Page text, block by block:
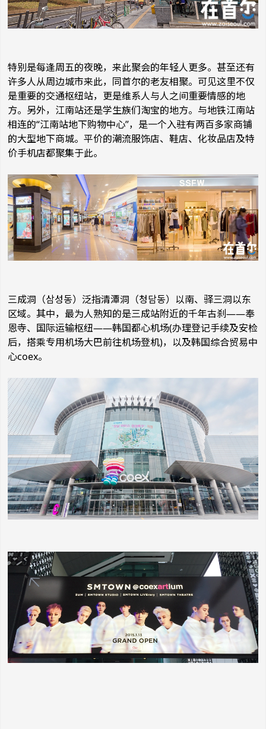
特别是每逢周五的夜晚，来此聚会的年轻人更多。甚至还有
许多人从周边城市来此，同首尔的老友相聚。可见这里不仅
是重要的交通枢纽站，更是维系人与人之间重要情感的地
方。另外，江南站还是学生族们淘宝的地方。与地铁江南站
相连的“江南站地下购物中心”，是一个入驻有两百多家商铺
的大型地下商城。平价的潮流服饰店、鞋店、化妆品店及特
价手机店都聚集于此。
三成洞（삼성동）泛指清潭洞（청담동）以南、驿三洞以东
区域。其中，最为人熟知的是三成站附近的千年古刹——奉
恩寺、 国际运输枢纽——韩国都心机场(办理登记手续及安检
后，搭乘专用机场大巴前往机场登机)，以及韩国综合贸易中
心coex。